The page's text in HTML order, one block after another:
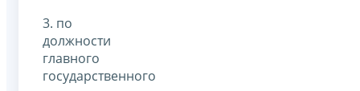
3. по
должности
главного
государственного